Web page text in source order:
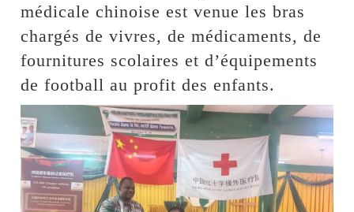
médicale chinoise est venue les bras
chargés de vivres, de médicaments, de
fournitures scolaires et d’équipements
de football au profit des enfants.